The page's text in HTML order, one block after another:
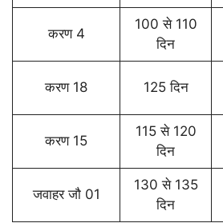
करण 4
100 से 110
दिन
करण 18 125 दिन
करण 15
115 से 120
दिन
जवाहर जौ 01
130 से 135
दिन